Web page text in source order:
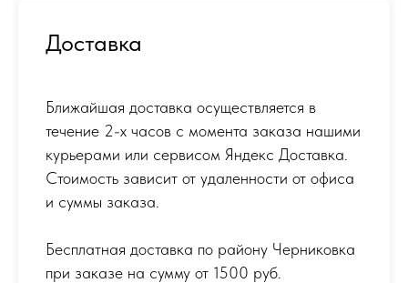
Доставка
Ближайшая доставка осуществляется в
течение 2-х часов с момента заказа нашими
курьерами или сервисом Яндекс Доставка.
Стоимость зависит от удаленности от офиса
и суммы заказа.
Бесплатная доставка по району Черниковка
при заказе на сумму от 1500 руб.